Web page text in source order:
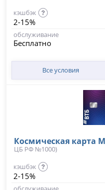
кэшбэк
?
2-15%
обслуживание
Бесплатно
Все условия
Космическая карта
ЦБ РФ №1000)
кэшбэк
?
2-15%